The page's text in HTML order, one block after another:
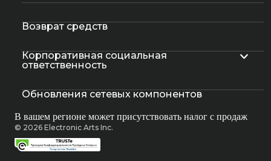
Возврат средств
Корпоративная социальная
ответственность
Обновления сетевых компонентов
В вашем регионе может присутствовать налог с продаж
© 2026 Electronic Arts Inc.